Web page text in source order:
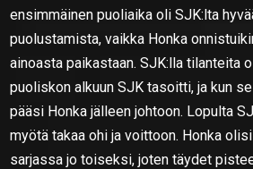
ensimmäinen puoliaika oli SJK:lta
puolustamista, vaikka Honka
ainoasta paikastaan. SJK:lla tilanteita
puoliskon alkuun SJK tasoitti, ja kun
pääsi Honka jälleen johtoon. Lopulta
myötä takaa ohi ja voittoon. Honka
sarjassa jo toiseksi, joten täydet